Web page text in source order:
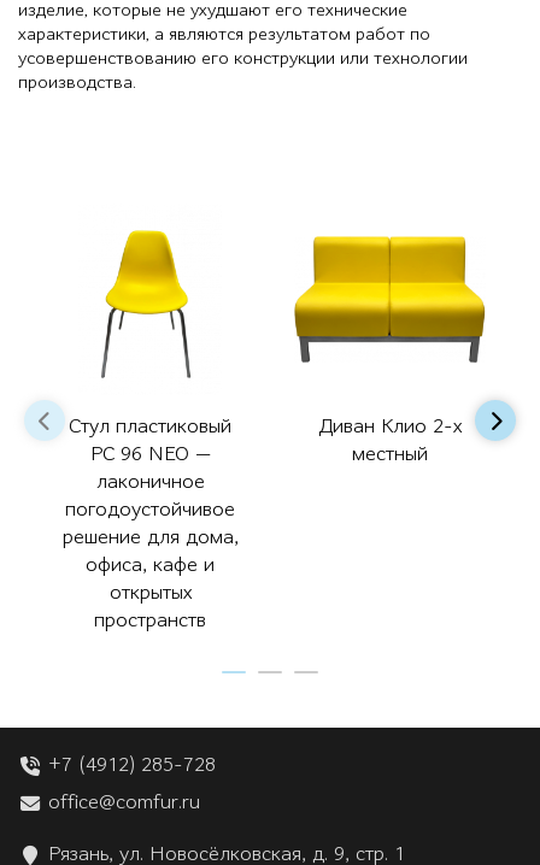
изделие, которые не ухудшают его технические
характеристики, а являются результатом работ по
усовершенствованию его конструкции или технологии
производства.
Стул пластиковый
РС 96 NEO —
лаконичное
погодоустойчивое
решение для дома,
офиса, кафе и
открытых
пространств
Диван Клио 2-х
местный
+7 (4912) 285-728
office@comfur.ru
Рязань, ул. Новосёлковская, д. 9, стр. 1